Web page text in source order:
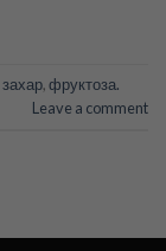
захар,фруктоза.
Leave a comment